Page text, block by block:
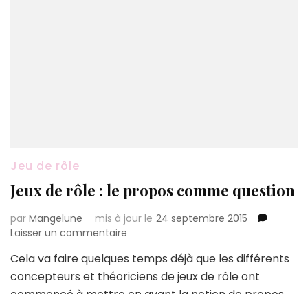
Jeu de rôle
Jeux de rôle : le propos comme question
par Mangelune mis à jour le 24 septembre 2015
Laisser un commentaire
de
rôle
Cela va faire quelques temps déjà que les différents
concepteurs et théoriciens de jeux de rôle ont